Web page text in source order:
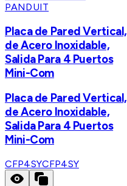
PANDUIT
Placa de Pared Vertical,
de Acero Inoxidable,
Salida Para 4 Puertos
Mini-Com
Placa de Pared Vertical,
de Acero Inoxidable,
Salida Para 4 Puertos
Mini-Com
CFP4SYCFP4SY